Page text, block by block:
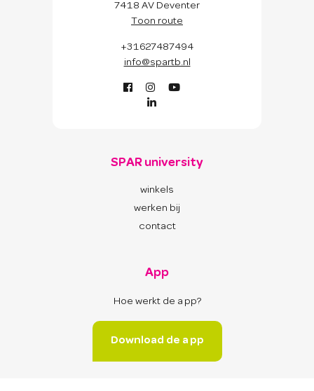
7418 AV Deventer
Toon route
+31627487494
info@spartb.nl
SPAR university
winkels
werken bij
contact
App
Hoe werkt de app?
Download de app